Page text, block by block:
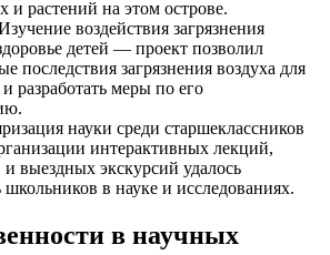
растений на этом острове.
воздействия загрязнения
детей — проект позволил
последствия загрязнения воздуха для
и разработать меры по его
науки среди старшеклассников
интерактивных лекций,
и выездных экскурсий удалось
школьников в науке и исследованиях.
в научных